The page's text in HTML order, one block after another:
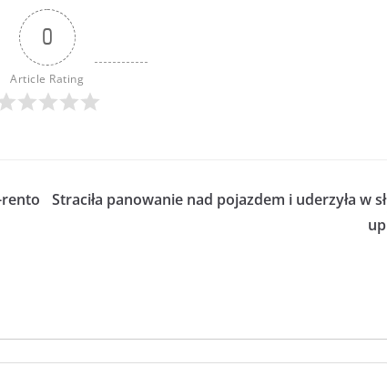
0
Article Rating
Straciła panowanie nad pojazdem i uderzyła w sł
up